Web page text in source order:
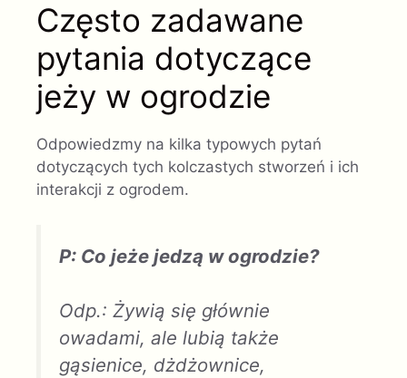
Często zadawane
pytania dotyczące
jeży w ogrodzie
Odpowiedzmy na kilka typowych pytań
dotyczących tych kolczastych stworzeń i ich
interakcji z ogrodem.
P: Co jeże jedzą w ogrodzie?
Odp.: Żywią się głównie
owadami, ale lubią także
gąsienice, dżdżownice,